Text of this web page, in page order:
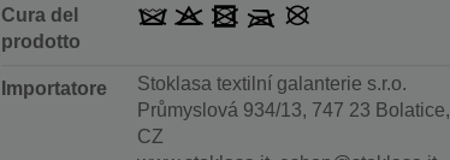
Cura del
prodotto
Importatore
Stoklasa textilní galanterie s.r.o.
Průmyslová 934/13, 747 23 Bolatice,
CZ